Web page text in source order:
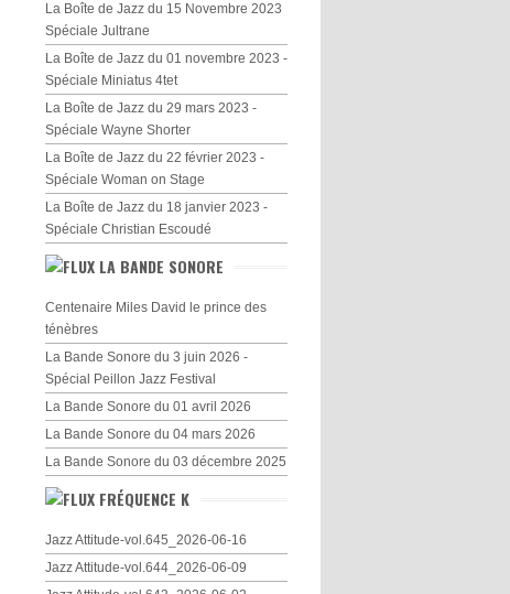
La Boîte de Jazz du 15 Novembre 2023
Spéciale Jultrane
La Boîte de Jazz du 01 novembre 2023 -
Spéciale Miniatus 4tet
La Boîte de Jazz du 29 mars 2023 -
Spéciale Wayne Shorter
La Boîte de Jazz du 22 février 2023 -
Spéciale Woman on Stage
La Boîte de Jazz du 18 janvier 2023 -
Spéciale Christian Escoudé
LA BANDE SONORE
Centenaire Miles David le prince des
ténèbres
La Bande Sonore du 3 juin 2026 -
Spécial Peillon Jazz Festival
La Bande Sonore du 01 avril 2026
La Bande Sonore du 04 mars 2026
La Bande Sonore du 03 décembre 2025
FRÉQUENCE K
Jazz Attitude-vol.645_2026-06-16
Jazz Attitude-vol.644_2026-06-09